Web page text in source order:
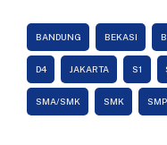
BANDUNG BEKASI
D4 JAKARTA S1
SMA/SMK SMK SMP